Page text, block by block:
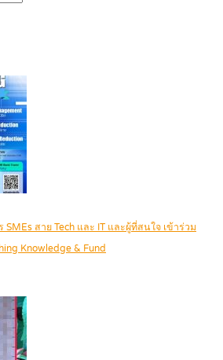
สาย Tech และ IT และผู้ที่สนใจ เข้าร่วม
Knowledge & Fund